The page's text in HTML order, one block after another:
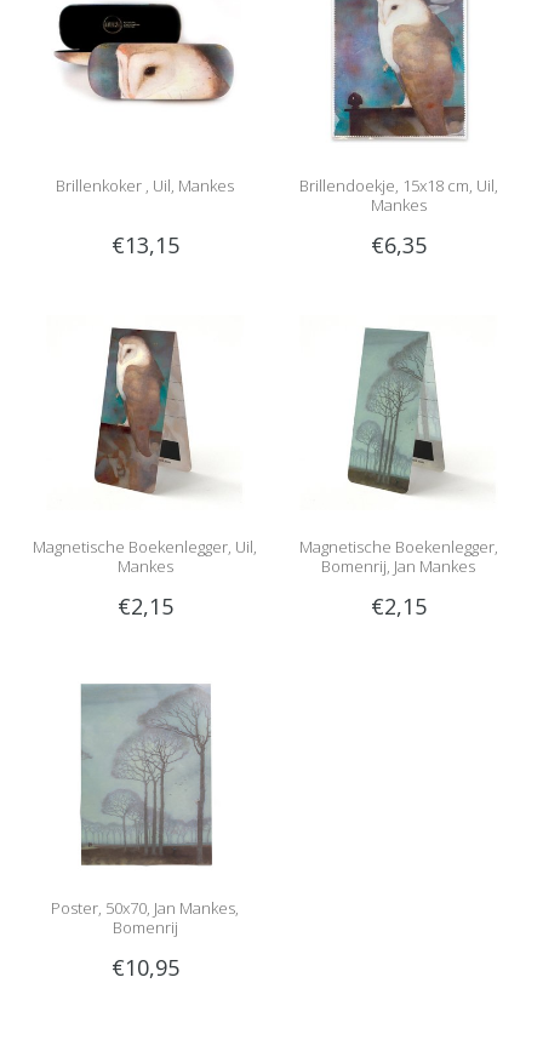
Brillenkoker , Uil, Mankes
€13,15
Brillendoekje, 15x18 cm, Uil,
Mankes
€6,35
Magnetische Boekenlegger, Uil,
Mankes
€2,15
Magnetische Boekenlegger,
Bomenrij, Jan Mankes
€2,15
Poster, 50x70, Jan Mankes,
Bomenrij
€10,95